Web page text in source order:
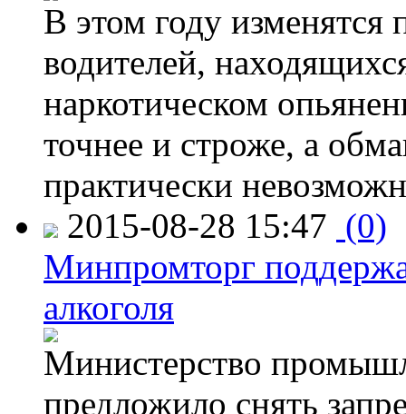
В этом году изменятся
водителей,
наркотическом
точнее и строже, а
практически
2015-08-28 15:47 (0)
Минпромторг
алкоголя
Министерство
предложило снять